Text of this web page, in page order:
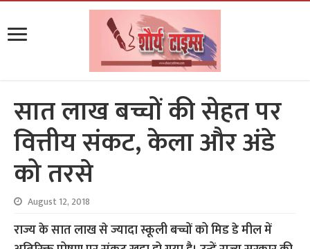
सात लाख बच्चों की सेहत पर
वित्तीय संकट, केला और अंडे
को तरसे
August 12, 2018
राज्य के सात लाख से ज्यादा स्कूली बच्चों को मिड डे मील में